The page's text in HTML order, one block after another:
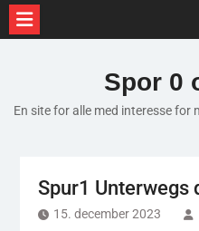
Spor 0
En site for alle med interesse for
Spur1 Unterwegs
15. december 2023